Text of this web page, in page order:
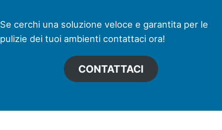
Se cerchi una soluzione veloce e garantita per le
pulizie dei tuoi ambienti contattaci ora!
CONTATTACI